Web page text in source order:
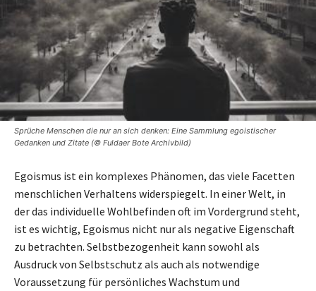
Sprüche Menschen die nur an sich denken: Eine Sammlung egoistischer
Gedanken und Zitate (© Fuldaer Bote Archivbild)
Egoismus ist ein komplexes Phänomen, das viele Facetten
menschlichen Verhaltens widerspiegelt. In einer Welt, in
der das individuelle Wohlbefinden oft im Vordergrund steht,
ist es wichtig, Egoismus nicht nur als negative Eigenschaft
zu betrachten. Selbstbezogenheit kann sowohl als
Ausdruck von Selbstschutz als auch als notwendige
Voraussetzung für persönliches Wachstum und